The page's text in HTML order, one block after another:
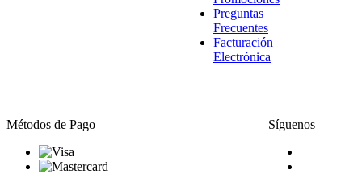
Preguntas
Frecuentes
Facturación
Electrónica
Métodos de Pago Síguenos